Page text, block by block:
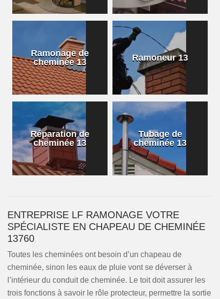
Ramonage de
cheminée 13
Ramoneur 13
Réparation de
cheminée 13
Tubage de
cheminée 13
ENTREPRISE LF RAMONAGE VOTRE
SPÉCIALISTE EN CHAPEAU DE CHEMINÉE
13760
Toutes les cheminées ont besoin d’un chapeau de
cheminée, sinon les eaux de pluie vont se déverser à
l’intérieur du conduit de cheminée. Le toit doit assurer les
trois fonctions à savoir le rôle protecteur, permettre la sortie